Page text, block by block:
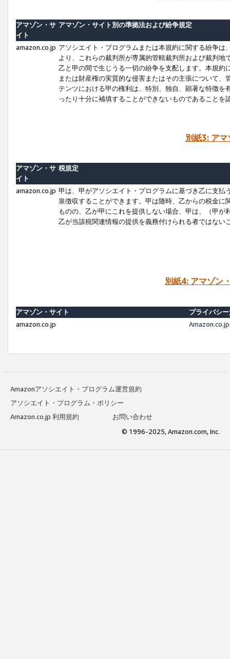
アマゾン・サ
イト
アマゾン・サイト別の準拠法および紛争規定
amazon.co.jp アソシエイト・プログラムまたは本規約に関する紛争
より、これらの裁判所が専属的管轄裁判所および裁判
乙と甲の間で生じうる一切の紛争を支配します。本規
または財産権の実質的な侵害またはその主張について
テンツにおける甲の権利は、特別、独自、顕著な特徴
ったり十分に補填することができないものであることを
別紙3: ア
アマゾン・サ
イト
税規定
amazon.co.jp 甲は、甲がアソシエイト・プログラムに基づき乙に支
泉徴収することができます。甲は随時、乙からの税金
ものの、乙が甲にこれを提供しない場合、甲は、（甲
乙が当該税関連情報の提供を義務付けられる者ではな
別紙4: アマゾン
アマゾン・サイト
プライバシ
amazon.co.jp
Amazonアソシエイト・プログラム運営規約
アソシエイト・プログラム・ポリシー
Amazon.co.jp 利用規約
お問い合わせ
© 1996-2025, Amazon.com, Inc.